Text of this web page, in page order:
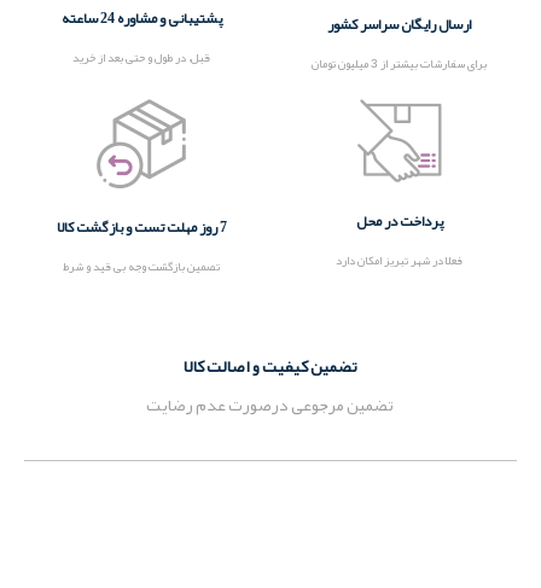
ارسال رایگان سراسر کشور
برای سفارشات بیشتر از 3 میلیون تومان
پشتیبانی و مشاوره 24 ساعته
قبل، در طول و حتی بعد از خرید
پرداخت در محل
فعلا در شهر تبریز امکان دارد
7 روز مهلت تست و بازگشت کالا
تصمین بازگشت وجه بی قید و شرط
تضمین کیفیت و اصالت کالا
تضمین مرجوعی درصورت عدم رضایت